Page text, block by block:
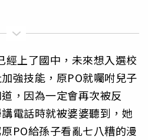
經上了國中，未來想入選校
強技能，原PO就囑咐兒子
，因為一定會再次被反
電話時就被婆婆聽到，她
PO給孫子看亂七八糟的漫